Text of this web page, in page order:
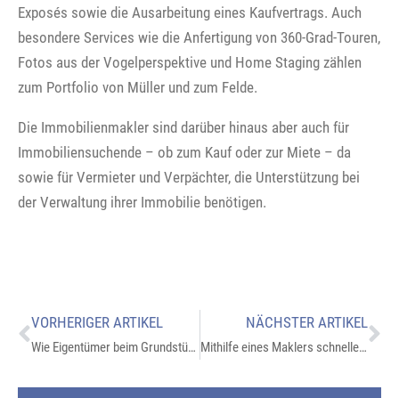
Exposés sowie die Ausarbeitung eines Kaufvertrags. Auch
besondere Services wie die Anfertigung von 360-Grad-Touren,
Fotos aus der Vogelperspektive und Home Staging zählen
zum Portfolio von Müller und zum Felde.
Die Immobilienmakler sind darüber hinaus aber auch für
Immobiliensuchende – ob zum Kauf oder zur Miete – da
sowie für Vermieter und Verpächter, die Unterstützung bei
der Verwaltung ihrer Immobilie benötigen.
VORHERIGER ARTIKEL
Wie Eigentümer beim Grundstücksverkauf von einem Makler profitieren
NÄCHSTER ARTIKEL
Mithilfe eines Maklers schneller zum Traumobjekt